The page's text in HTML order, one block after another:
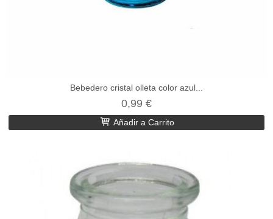
Bebedero cristal olleta color azul...
0,99 €
Añadir a Carrito